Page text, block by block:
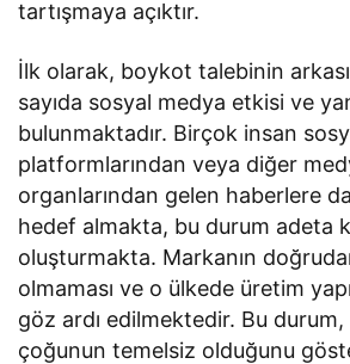
tartışmaya açıktır.
İlk olarak, boykot talebinin
sayıda sosyal medya etkisi ve
bulunmaktadır. Birçok insan
platformlarından veya diğer
organlarından gelen haberlere
hedef almakta, bu durum adeta
oluşturmakta. Markanın
olmaması ve o ülkede üretim
göz ardı edilmektedir. Bu
çoğunun temelsiz olduğunu